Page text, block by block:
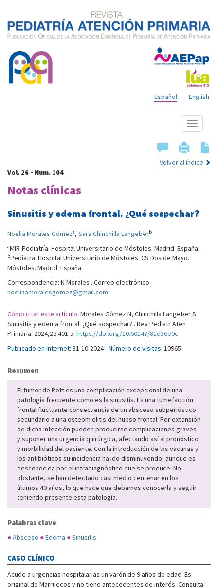
English
Español
Mostrar
menú
Volver al índice
Vol. 26 - Num. 104
Notas clínicas
Sinusitis y edema frontal. ¿Qué sospechar?
Noelia Morales Gómeza, Sara Chinchilla Langeberb
aMIR-Pediatría. Hospital Universitario de Móstoles. Madrid. España.
bPediatra. Hospital Universitario de Móstoles. CS Dos de Mayo.
Móstoles. Madrid. España.
Correspondencia: N Morales . Correo electrónico:
noeliaamoralesgomez@gmail.com
Cómo citar este artículo: Morales Gómez N, Chinchilla Langeber S.
Sinusitis y edema frontal. ¿Qué sospechar? . Rev Pediatr Aten
Primaria. 2024;26:401-5. https://doi.org/10.60147/81d36e0c
Publicado en Internet: 31-10-2024 -Número de visitas: 10965
Resumen
El tumor de Pott es una complicación excepcional de una
patología frecuente como es la sinusitis. Es una tumefacción
frontal fluctuante consecuencia de un absceso subperióstico
secundario a una osteomielitis del hueso frontal. Por extensión
de dicha infección pueden producirse complicaciones graves
y suponer una urgencia quirúrgica, afectando así al pronóstico
y morbilidad del paciente. Con la introducción de las vacunas y
los antibióticos su incidencia ha ido disminuyendo, aunque es
desconocida por el infradiagnóstico que se produce. No
obstante, se han detectado casi medio centenar en los
últimos 40 años, lo que hace que debamos conocerla y seguir
teniendo presente esta patología.
Palabras clave
●Absceso ●Edema ●Sinusitis
CASO CLÍNICO
Acude a urgencias hospitalarias un varón de 9 años de edad. Es
original de Marruecos y no tiene antecedentes de interés. Consulta